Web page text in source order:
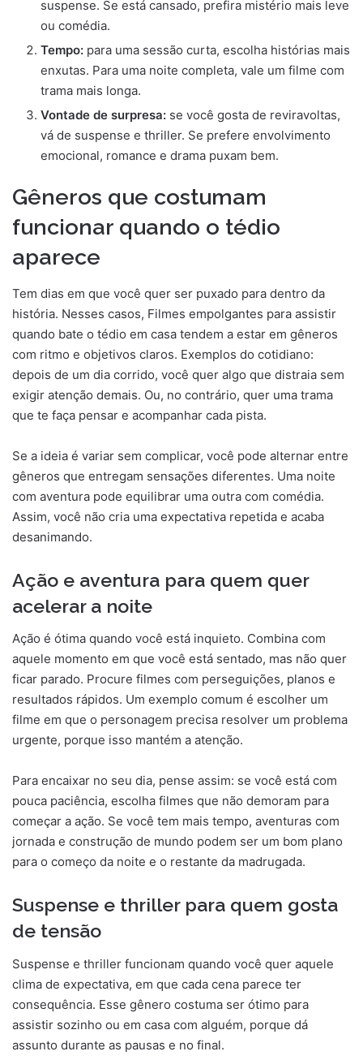
suspense. Se está cansado, prefira mistério mais leve
ou comédia.
Tempo: para uma sessão curta, escolha histórias mais
enxutas. Para uma noite completa, vale um filme com
trama mais longa.
Vontade de surpresa: se você gosta de reviravoltas,
vá de suspense e thriller. Se prefere envolvimento
emocional, romance e drama puxam bem.
Gêneros que costumam
funcionar quando o tédio
aparece
Tem dias em que você quer ser puxado para dentro da
história. Nesses casos, Filmes empolgantes para assistir
quando bate o tédio em casa tendem a estar em gêneros
com ritmo e objetivos claros. Exemplos do cotidiano:
depois de um dia corrido, você quer algo que distraia sem
exigir atenção demais. Ou, no contrário, quer uma trama
que te faça pensar e acompanhar cada pista.
Se a ideia é variar sem complicar, você pode alternar entre
gêneros que entregam sensações diferentes. Uma noite
com aventura pode equilibrar uma outra com comédia.
Assim, você não cria uma expectativa repetida e acaba
desanimando.
Ação e aventura para quem quer
acelerar a noite
Ação é ótima quando você está inquieto. Combina com
aquele momento em que você está sentado, mas não quer
ficar parado. Procure filmes com perseguições, planos e
resultados rápidos. Um exemplo comum é escolher um
filme em que o personagem precisa resolver um problema
urgente, porque isso mantém a atenção.
Para encaixar no seu dia, pense assim: se você está com
pouca paciência, escolha filmes que não demoram para
começar a ação. Se você tem mais tempo, aventuras com
jornada e construção de mundo podem ser um bom plano
para o começo da noite e o restante da madrugada.
Suspense e thriller para quem gosta
de tensão
Suspense e thriller funcionam quando você quer aquele
clima de expectativa, em que cada cena parece ter
consequência. Esse gênero costuma ser ótimo para
assistir sozinho ou em casa com alguém, porque dá
assunto durante as pausas e no final.